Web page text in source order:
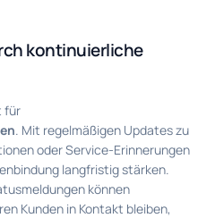
kontinuierliche
für
. Mit regelmäßigen Updates zu
oder Service-Erinnerungen
langfristig stärken.
können
Kunden in Kontakt bleiben,